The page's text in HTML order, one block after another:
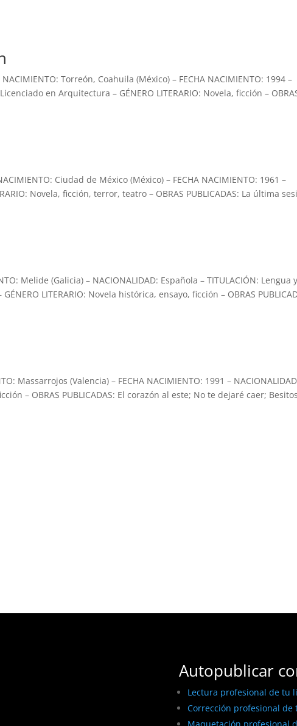
Torreón, Coahuila (México) – FECHA NACIMIENTO: 1994 –
en Arquitectura – GÉNERO LITERARIO: Novela, ficción –
Ciudad de México (México) – FECHA NACIMIENTO: 1961 –
Novela, ficción, terror, teatro – OBRAS PUBLICADAS: La última
Melide (Galicia) – NACIONALIDAD: Española – TITULACIÓN: Lengua
LITERARIO: Novela histórica, ensayo, ficción – OBRAS
Massarrojos (Valencia) – FECHA NACIMIENTO: 1991 –
– OBRAS PUBLICADAS: El corazón al este; No te dejaré caer;
Autopublicar
Lectura profesional de tu
Corrección profesional de